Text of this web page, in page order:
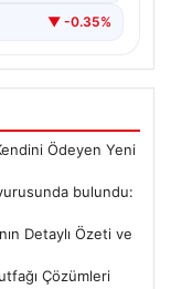
▼ -0.35%
Ödeyen Yeni
bulundu:
Detaylı Özeti ve
Çözümleri